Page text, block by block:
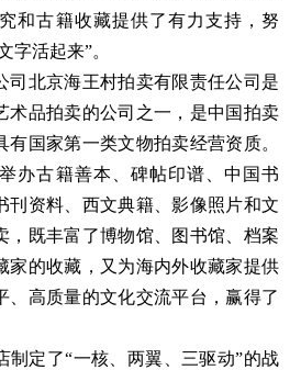
和古籍收藏提供了有力支持，努
字活起来”。
北京海王村拍卖有限责任公司是
术品拍卖的公司之一，是中国拍卖
国家第一类文物拍卖经营资质。
办古籍善本、碑帖印谱、中国书
刊资料、西文典籍、影像照片和文
，既丰富了博物馆、图书馆、档案
家的收藏，又为海内外收藏家提供
、高质量的文化交流平台，赢得了
定了“一核、两翼、三驱动”的战